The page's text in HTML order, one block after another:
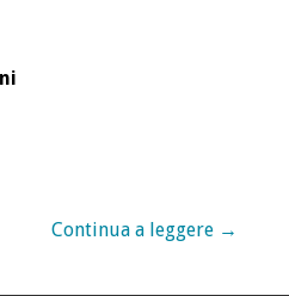
Continua a leggere →